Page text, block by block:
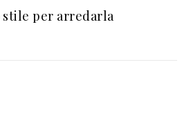
stile per arredarla